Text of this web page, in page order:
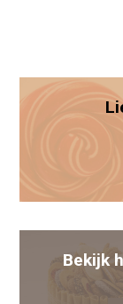
Bekijk